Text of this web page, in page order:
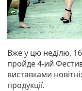
Вже у цю неділю,
пройде 4-ий
виставками
продукції.